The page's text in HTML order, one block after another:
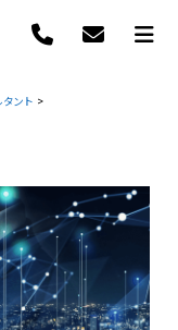
ント >